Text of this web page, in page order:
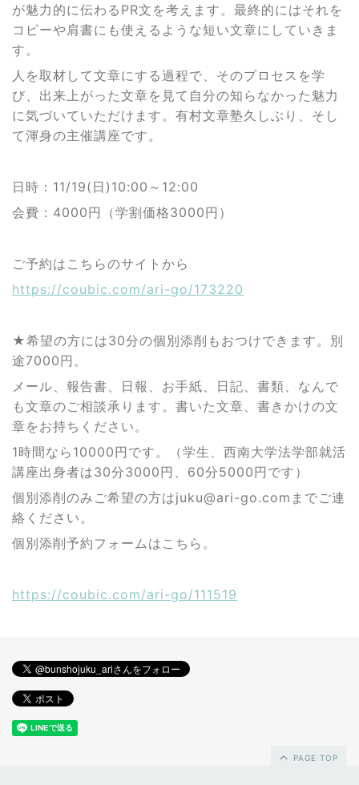
が魅力的に伝わるPR文を考えます。最終的にはそれを
コピーや肩書にも使えるような短い文章にしていきま
す。
人を取材して文章にする過程で、そのプロセスを学
び、出来上がった文章を見て自分の知らなかった魅力
に気づいていただけます。有村文章塾久しぶり、そし
て渾身の主催講座です。
日時：11/19(日)10:00～12:00
会費：4000円（学割価格3000円）
ご予約はこちらのサイトから
https://coubic.com/ari-go/173220
★希望の方には30分の個別添削もおつけできます。別
途7000円。
メール、報告書、日報、お手紙、日記、書類、なんで
も文章のご相談承ります。書いた文章、書きかけの文
章をお持ちください。
1時間なら10000円です。（学生、西南大学法学部就活
講座出身者は30分3000円、60分5000円です）
個別添削のみご希望の方はjuku@ari-go.comまでご連
絡ください。
個別添削予約フォームはこちら。
https://coubic.com/ari-go/111519
PAGE TOP